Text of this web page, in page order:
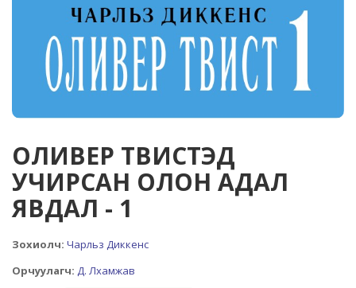
ОЛИВЕР ТВИСТЭД
УЧИРСАН ОЛОН АДАЛ
ЯВДАЛ - 1
Зохиолч: Чарльз Диккенс
Орчуулагч: Д. Лхамжав